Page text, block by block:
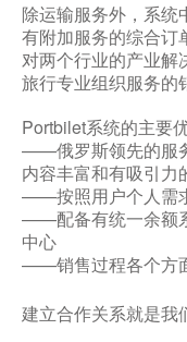
除运输服务外，系统
有附加服务的综合订
对两个行业的产业解
旅行专业组织服务的
Portbilet系统的主要
——俄罗斯领先的服
内容丰富和有吸引力
——按照用户个人需
——配备有统一余额
中心
——销售过程各个方
建立合作关系就是我